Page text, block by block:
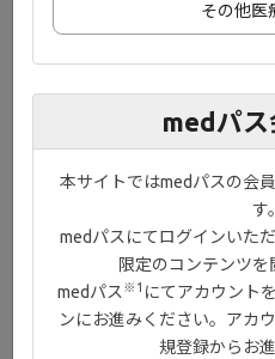
●関節リウマチに
IFN-γは滑膜線維芽細胞において
により、シトルリン化ビメンチ
ている可能性が示唆されました
ては、IFN-γの果たす役割が大き
INF-γのコントロールが重要にな
その他医
medパ
本サイトではmedパスの会
す。
medパスにてログインいた
限定のコンテンツを
medパス※1 にてアカウント
ンにお進みください。アカ
規登録からお